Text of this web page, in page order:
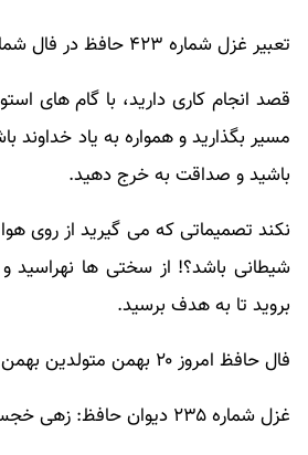
تعبیر غزل شماره ۴۲۳ حافظ در فال شما:
قصد انجام کاری دارید، با گام های
مسیر بگذارید و همواره به یاد
باشید و صداقت به خرج دهید.
نکند تصمیماتی که می گیرید از روی
شیطانی باشد؟! از سختی ها نهراسید
بروید تا به هدف برسید.
فال حافظ امروز ۲۰ بهمن متولدین بهمن
غزل شماره ۲۳۵ دیوان حافظ: زهی خجسته زمانی که یار بازآید